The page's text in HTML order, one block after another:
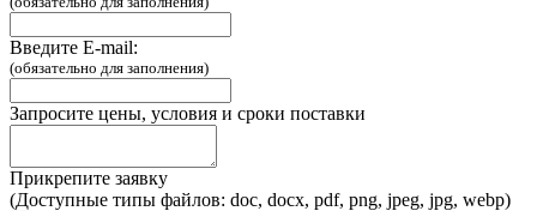
Введите E-mail:
(обязательно для заполнения)
Запросите цены, условия и сроки поставки
Прикрепите заявку
(Доступные типы файлов: doc, docx, pdf, png, jpeg, jpg, webp)